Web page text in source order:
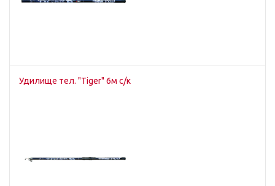
Удилище тел. "Tiger" 6м c/к